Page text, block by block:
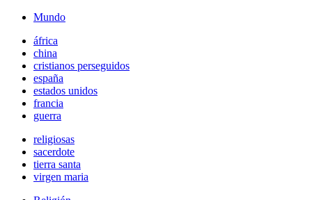
Mundo
áfrica
china
cristianos perseguidos
españa
estados unidos
francia
guerra
religiosas
sacerdote
tierra santa
virgen maria